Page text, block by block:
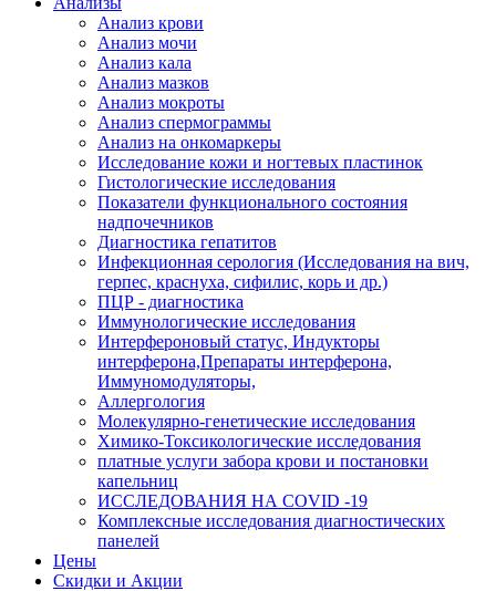
Анализ крови
Анализ мочи
Анализ кала
Анализ мазков
Анализ мокроты
Анализ спермограммы
Анализ на онкомаркеры
Исследование кожи и ногтевых пластинок
Гистологические исследования
Показатели функционального состояния
надпочечников
Диагностика гепатитов
Инфекционная серология (Исследования на вич,
герпес, краснуха, сифилис, корь и др.)
ПЦР - диагностика
Иммунологические исследования
Интерфероновый статус, Индукторы
интерферона,Препараты интерферона,
Иммуномодуляторы,
Аллергология
Молекулярно-генетические исследования
Химико-Токсикологические исследования
платные услуги забора крови и постановки
капельниц
ИССЛЕДОВАНИЯ НА COVID -19
Комплексные исследования диагностических
панелей
Цены
Скидки и Акции